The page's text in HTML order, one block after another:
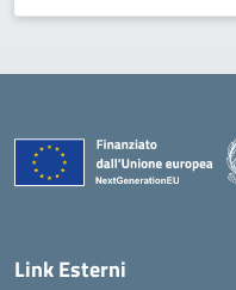
Link Esterni